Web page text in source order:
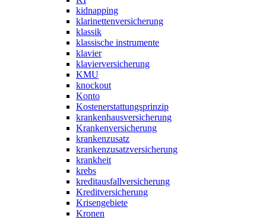
kidnapping
klarinettenversicherung
klassik
klassische instrumente
klavier
klavierversicherung
KMU
knockout
Konto
Kostenerstattungsprinzip
krankenhausversicherung
Krankenversicherung
krankenzusatz
krankenzusatzversicherung
krankheit
krebs
kreditausfallversicherung
Kreditversicherung
Krisengebiete
Kronen